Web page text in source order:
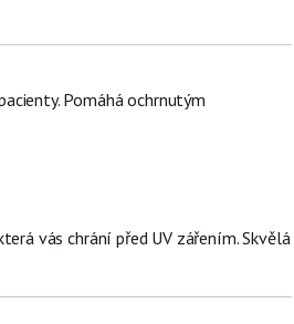
Pomáhá ochrnutým
vás chrání před UV zářením. Skvělá